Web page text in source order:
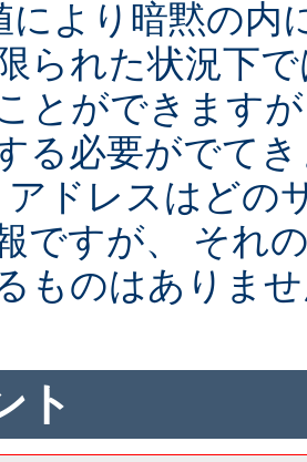
により暗黙の内
られた状況下
とができます
る必要がでて
アドレスはどの
ですが、 それ
ものはありま
ト